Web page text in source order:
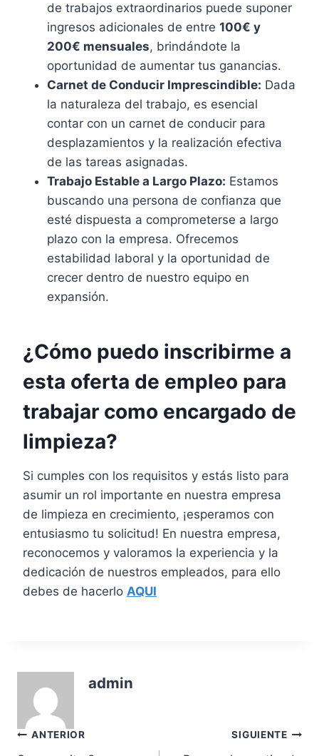
de trabajos extraordinarios puede suponer
ingresos adicionales de entre 100€ y
200€ mensuales, brindándote la
oportunidad de aumentar tus ganancias.
Carnet de Conducir Imprescindible: Dada
la naturaleza del trabajo, es esencial
contar con un carnet de conducir para
desplazamientos y la realización efectiva
de las tareas asignadas.
Trabajo Estable a Largo Plazo: Estamos
buscando una persona de confianza que
esté dispuesta a comprometerse a largo
plazo con la empresa. Ofrecemos
estabilidad laboral y la oportunidad de
crecer dentro de nuestro equipo en
expansión.
¿Cómo puedo inscribirme a
esta oferta de empleo para
trabajar como encargado de
limpieza?
Si cumples con los requisitos y estás listo para
asumir un rol importante en nuestra empresa
de limpieza en crecimiento, ¡esperamos con
entusiasmo tu solicitud! En nuestra empresa,
reconocemos y valoramos la experiencia y la
dedicación de nuestros empleados, para ello
debes de hacerlo AQUI
admin
Navegación
ANTERIOR SIGUIENTE